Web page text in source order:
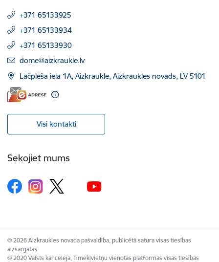
+371 65133925
+371 65133934
+371 65133930
E-pasts:
dome@aizkraukle.lv
Lāčplēša iela 1A, Aizkraukle, Aizkraukles novads, LV 5101
Visi kontakti
Sekojiet mums
© 2026 Aizkraukles novada pašvaldība, publicētā satura visas tiesības
aizsargātas.
© 2020 Valsts kanceleja, Tīmekļvietņu vienotās platformas visas tiesības